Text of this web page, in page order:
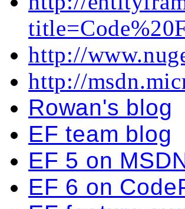
http://
http://
Rowan's blog
EF team blog
EF 5 on
EF 6 on